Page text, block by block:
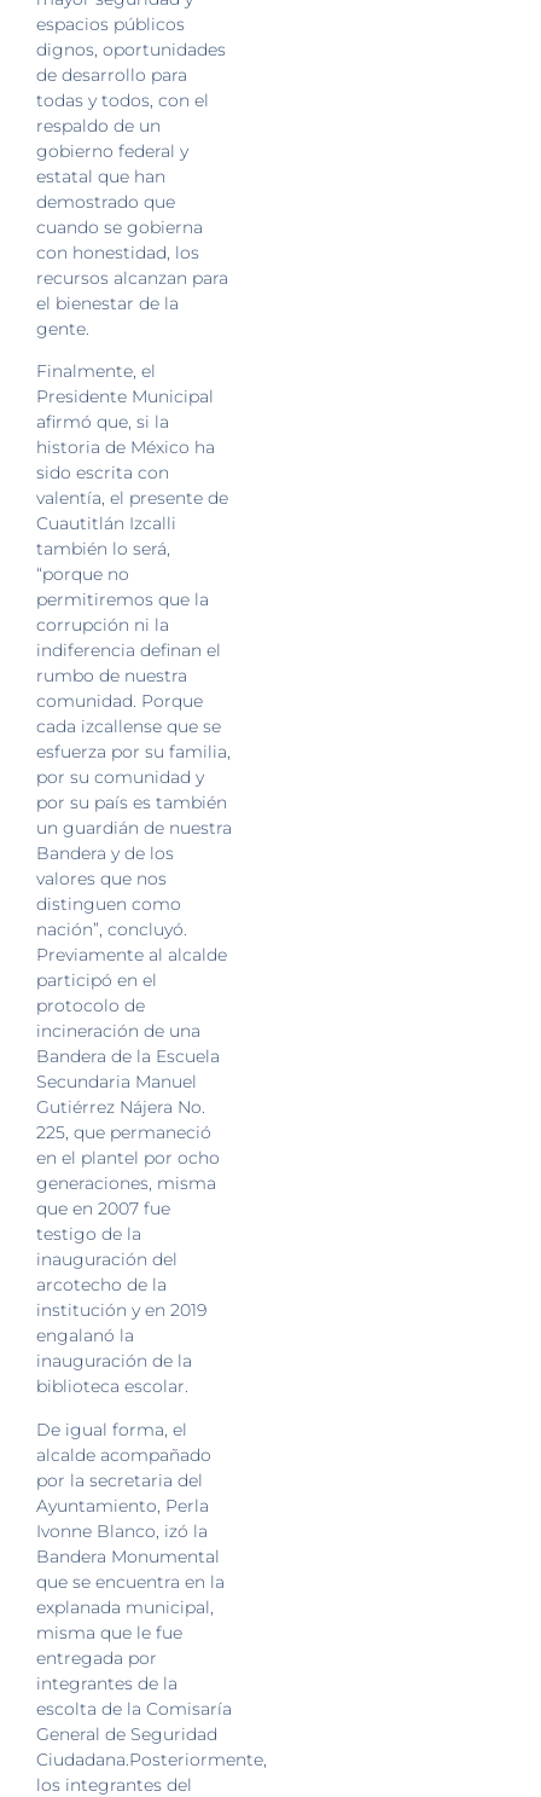
espacios públicos
dignos, oportunidades
de desarrollo para
todas y todos, con el
respaldo de un
gobierno federal y
estatal que han
demostrado que
cuando se gobierna
con honestidad, los
recursos alcanzan para
el bienestar de la
gente.
Finalmente, el
Presidente Municipal
afirmó que, si la
historia de México ha
sido escrita con
valentía, el presente de
Cuautitlán Izcalli
también lo será,
“porque no
permitiremos que la
corrupción ni la
indiferencia definan el
rumbo de nuestra
comunidad. Porque
cada izcallense que se
esfuerza por su familia,
por su comunidad y
por su país es también
un guardián de nuestra
Bandera y de los
valores que nos
distinguen como
nación”, concluyó.
Previamente al alcalde
participó en el
protocolo de
incineración de una
Bandera de la Escuela
Secundaria Manuel
Gutiérrez Nájera No.
225, que permaneció
en el plantel por ocho
generaciones, misma
que en 2007 fue
testigo de la
inauguración del
arcotecho de la
institución y en 2019
engalanó la
inauguración de la
biblioteca escolar.
De igual forma, el
alcalde acompañado
por la secretaria del
Ayuntamiento, Perla
Ivonne Blanco, izó la
Bandera Monumental
que se encuentra en la
explanada municipal,
misma que le fue
entregada por
integrantes de la
escolta de la Comisaría
General de Seguridad
Ciudadana.Posteriormente,
los integrantes del